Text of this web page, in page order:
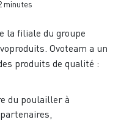
minutes
la filiale du groupe
Ovoteam a un
produits de qualité :
du poulailler à